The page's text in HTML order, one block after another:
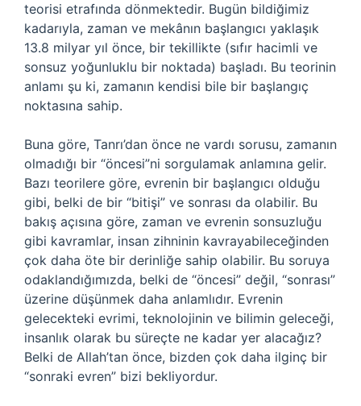
teorisi etrafında dönmektedir. Bugün bildiğimiz
kadarıyla, zaman ve mekânın başlangıcı yaklaşık
13.8 milyar yıl önce, bir tekillikte (sıfır hacimli ve
sonsuz yoğunluklu bir noktada) başladı. Bu teorinin
anlamı şu ki, zamanın kendisi bile bir başlangıç
noktasına sahip.
Buna göre, Tanrı’dan önce ne vardı sorusu, zamanın
olmadığı bir “öncesi”ni sorgulamak anlamına gelir.
Bazı teorilere göre, evrenin bir başlangıcı olduğu
gibi, belki de bir “bitişi” ve sonrası da olabilir. Bu
bakış açısına göre, zaman ve evrenin sonsuzluğu
gibi kavramlar, insan zihninin kavrayabileceğinden
çok daha öte bir derinliğe sahip olabilir. Bu soruya
odaklandığımızda, belki de “öncesi” değil, “sonrası”
üzerine düşünmek daha anlamlıdır. Evrenin
gelecekteki evrimi, teknolojinin ve bilimin geleceği,
insanlık olarak bu süreçte ne kadar yer alacağız?
Belki de Allah’tan önce, bizden çok daha ilginç bir
“sonraki evren” bizi bekliyordur.